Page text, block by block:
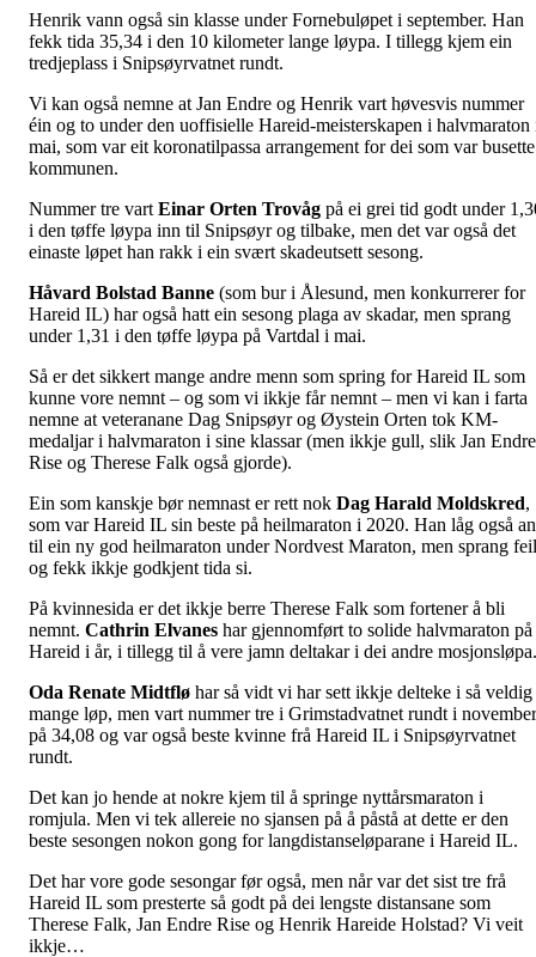
Henrik vann også sin klasse under Fornebuløpet i september. Han
fekk tida 35,34 i den 10 kilometer lange løypa. I tillegg kjem ein
tredjeplass i Snipsøyrvatnet rundt.
Vi kan også nemne at Jan Endre og Henrik vart høvesvis nummer
éin og to under den uoffisielle Hareid-meisterskapen i halvmaraton
mai, som var eit koronatilpassa arrangement for dei som var
kommunen.
Nummer tre vart Einar Orten Trovåg på ei grei tid godt under
i den tøffe løypa inn til Snipsøyr og tilbake, men det var også det
einaste løpet han rakk i ein svært skadeutsett sesong.
Håvard Bolstad Banne (som bur i Ålesund, men konkurrerer for
Hareid IL) har også hatt ein sesong plaga av skadar, men sprang
under 1,31 i den tøffe løypa på Vartdal i mai.
Så er det sikkert mange andre menn som spring for Hareid IL som
kunne vore nemnt – og som vi ikkje får nemnt – men vi kan i farta
nemne at veteranane Dag Snipsøyr og Øystein Orten tok KM-
medaljar i halvmaraton i sine klassar (men ikkje gull, slik Jan Endre
Rise og Therese Falk også gjorde).
Ein som kanskje bør nemnast er rett nok Dag Harald Moldskred,
som var Hareid IL sin beste på heilmaraton i 2020. Han låg også an
til ein ny god heilmaraton under Nordvest Maraton, men sprang feil
og fekk ikkje godkjent tida si.
På kvinnesida er det ikkje berre Therese Falk som fortener å bli
nemnt. Cathrin Elvanes har gjennomført to solide halvmaraton på
Hareid i år, i tillegg til å vere jamn deltakar i dei andre mosjonsløpa.
Oda Renate Midtflø har så vidt vi har sett ikkje delteke i så veldig
mange løp, men vart nummer tre i Grimstadvatnet rundt i november
på 34,08 og var også beste kvinne frå Hareid IL i Snipsøyrvatnet
rundt.
Det kan jo hende at nokre kjem til å springe nyttårsmaraton i
romjula. Men vi tek allereie no sjansen på å påstå at dette er den
beste sesongen nokon gong for langdistanseløparane i Hareid IL.
Det har vore gode sesongar før også, men når var det sist tre frå
Hareid IL som presterte så godt på dei lengste distansane som
Therese Falk, Jan Endre Rise og Henrik Hareide Holstad? Vi veit
ikkje…